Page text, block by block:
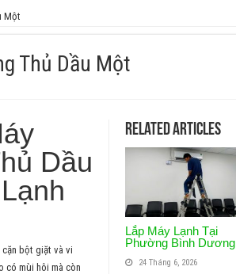
Một
Thủ Dầu Một
Related Articles
Lắp Máy Lạnh Tại
Phường Bình Dương
24 Tháng 6, 2026
Dầu
bột giặt và vi
có mùi hôi mà còn